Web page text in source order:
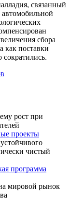
связанный
сбора
как поставки
сократились.
рост при
проекты
чистый
программа
мировой рынок